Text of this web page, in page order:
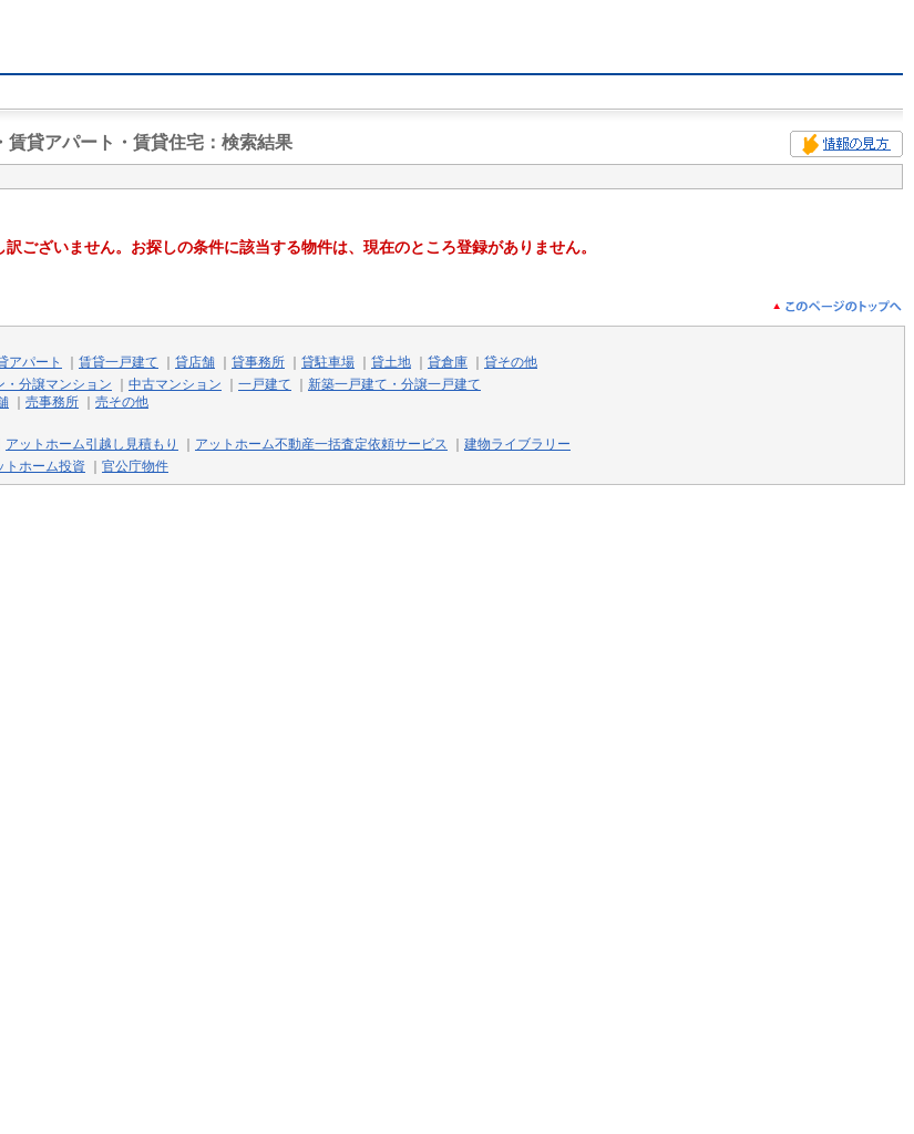
賃貸アパート・賃貸住宅 ：検索結果
訳ございません。お探しの条件に該当する物件は、現在のところ登録がありません。
アパート 賃貸一戸建て 貸店舗 貸事務所 貸駐車場 貸土地 貸倉庫
貸その他
・分譲マンション 中古マンション 一戸建て
新築一戸建て・分譲一戸建て
売事務所
売その他
アットホーム引越し見積もり アットホーム不動産一括査定依頼サービス
建物ライブラリー
トホーム投資 官公庁物件